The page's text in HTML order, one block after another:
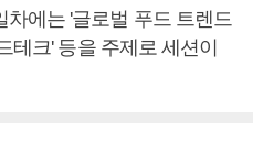
에는 '글로벌 푸드 트렌드
테크' 등을 주제로 세션이